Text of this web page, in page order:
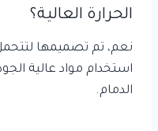
الحرارة العالية؟
نعم، تم تصميمها
استخدام مواد عالية
الدمام.